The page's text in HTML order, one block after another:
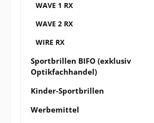
WAVE 1 RX
WAVE 2 RX
WIRE RX
Sportbrillen BIFO (exklusiv
Optikfachhandel)
Kinder-Sportbrillen
Werbemittel